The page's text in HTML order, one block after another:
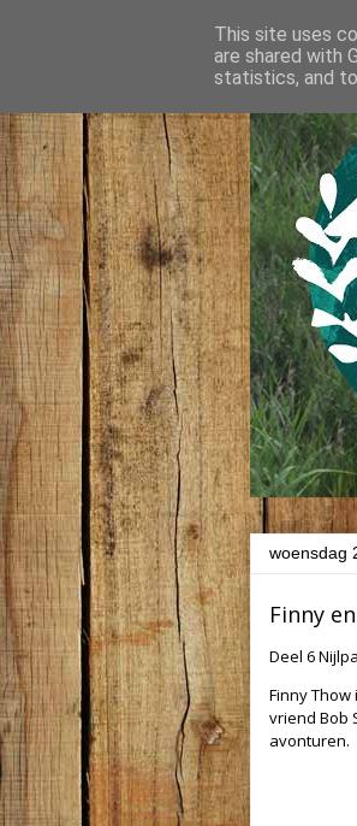
woensdag
Finny
Deel 6
Finny
vriend Bob
avonturen.
This site uses
are shared with
statistics, and